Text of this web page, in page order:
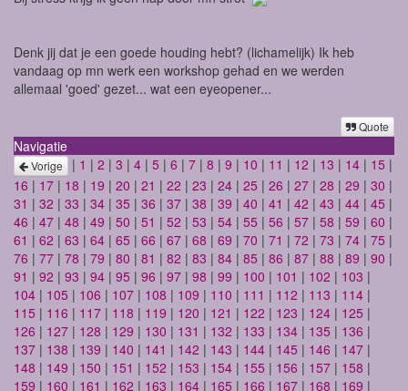
Denk jij dat je een goede houding hebt? (lichamelijk) Ik heb
vandaag op mn werk een workshop gehad en we werden
allemaal 'goed' gezet... wat een eyeopener...
Quote
Navigatie
Vorige | 1 | 2 | 3 | 4 | 5 | 6 | 7 | 8 | 9 | 10 | 11 | 12 | 13 | 14 | 15 |
16 | 17 | 18 | 19 | 20 | 21 | 22 | 23 | 24 | 25 | 26 | 27 | 28 | 29 | 30 |
31 | 32 | 33 | 34 | 35 | 36 | 37 | 38 | 39 | 40 | 41 | 42 | 43 | 44 | 45 |
46 | 47 | 48 | 49 | 50 | 51 | 52 | 53 | 54 | 55 | 56 | 57 | 58 | 59 | 60 |
61 | 62 | 63 | 64 | 65 | 66 | 67 | 68 | 69 | 70 | 71 | 72 | 73 | 74 | 75 |
76 | 77 | 78 | 79 | 80 | 81 | 82 | 83 | 84 | 85 | 86 | 87 | 88 | 89 | 90 |
91 | 92 | 93 | 94 | 95 | 96 | 97 | 98 | 99 | 100 | 101 | 102 | 103 |
104 | 105 | 106 | 107 | 108 | 109 | 110 | 111 | 112 | 113 | 114 |
115 | 116 | 117 | 118 | 119 | 120 | 121 | 122 | 123 | 124 | 125 |
126 | 127 | 128 | 129 | 130 | 131 | 132 | 133 | 134 | 135 | 136 |
137 | 138 | 139 | 140 | 141 | 142 | 143 | 144 | 145 | 146 | 147 |
148 | 149 | 150 | 151 | 152 | 153 | 154 | 155 | 156 | 157 | 158 |
159 | 160 | 161 | 162 | 163 | 164 | 165 | 166 | 167 | 168 | 169 |